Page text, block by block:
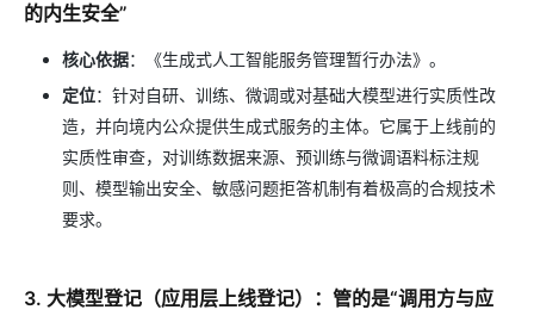
的内生安全”
核心依据：《生成式人工智能服务管理暂行办法》。
定位：针对自研、训练、微调或对基础大模型进行实质性改
造，并向境内公众提供生成式服务的主体。它属于上线前的
实质性审查，对训练数据来源、预训练与微调语料标注规
则、模型输出安全、敏感问题拒答机制有着极高的合规技术
要求。
3. 大模型登记（应用层上线登记）：管的是“调用方与应